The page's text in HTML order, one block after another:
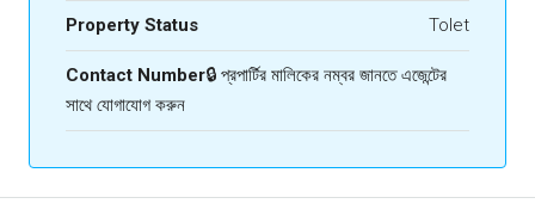
Property Status Tolet
Contact Number🔒 প্রপার্টির মালিকের নম্বর জানতে এজেন্টের
সাথে যোগাযোগ করুন